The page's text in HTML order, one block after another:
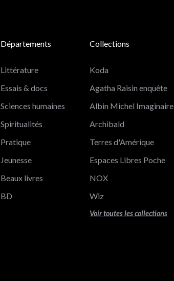
Départements
Littérature
Essais & docs
Sciences humaines
Spiritualités
Pratique
Jeunesse
Beaux livres
BD
Collections
Koda
Agatha Raisin enquête
Albin Michel Imaginaire
Archibald
Terres d'Amérique
Espaces Libres Poche
NOX
Wiz
Voir toutes les collections